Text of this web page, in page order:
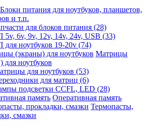
Блоки питания для ноутбуков, планшетов,
и т.п.
для блоков питания (28)
5v, 6v, 9v, 12v, 14v, 24v, USB (33)
для ноутбуков 19-20v (74)
Матрицы
для ноутбуков
для ноутбуков (53)
для матриц (6)
подсветки CCFL, LED (28)
Оперативная память
Термопасты,
смазки